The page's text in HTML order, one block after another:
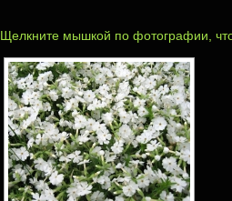
Щелкните мышкой по фотографии,